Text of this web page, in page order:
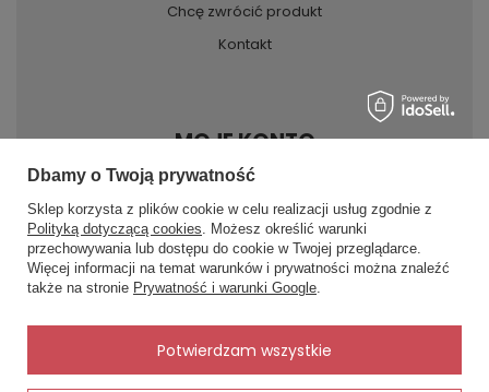
Chcę zwrócić produkt
Kontakt
MOJE KONTO
INFORMACJE
POMOC
×
✨ Asystent zakupowy
Napisz czego szukasz — pokażę
gotowe propozycje.
Dbamy o Twoją prywatność
Sklep korzysta z plików cookie w celu realizacji usług zgodnie z
Polityką dotyczącą cookies. Możesz określić warunki
przechowywania lub dostępu do cookie w Twojej przeglądarce.
Więcej informacji na temat warunków i prywatności można znaleźć
także na stronie Prywatność i warunki Google.
Potwierdzam wszystkie